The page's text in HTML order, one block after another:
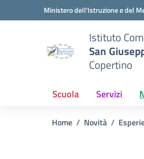
Vai ai contenuti
Vai al menu di navigazioneMinistero dell'Istruzione e del
Istituto
San
Copertino
Scuola Servizi
Home Novità